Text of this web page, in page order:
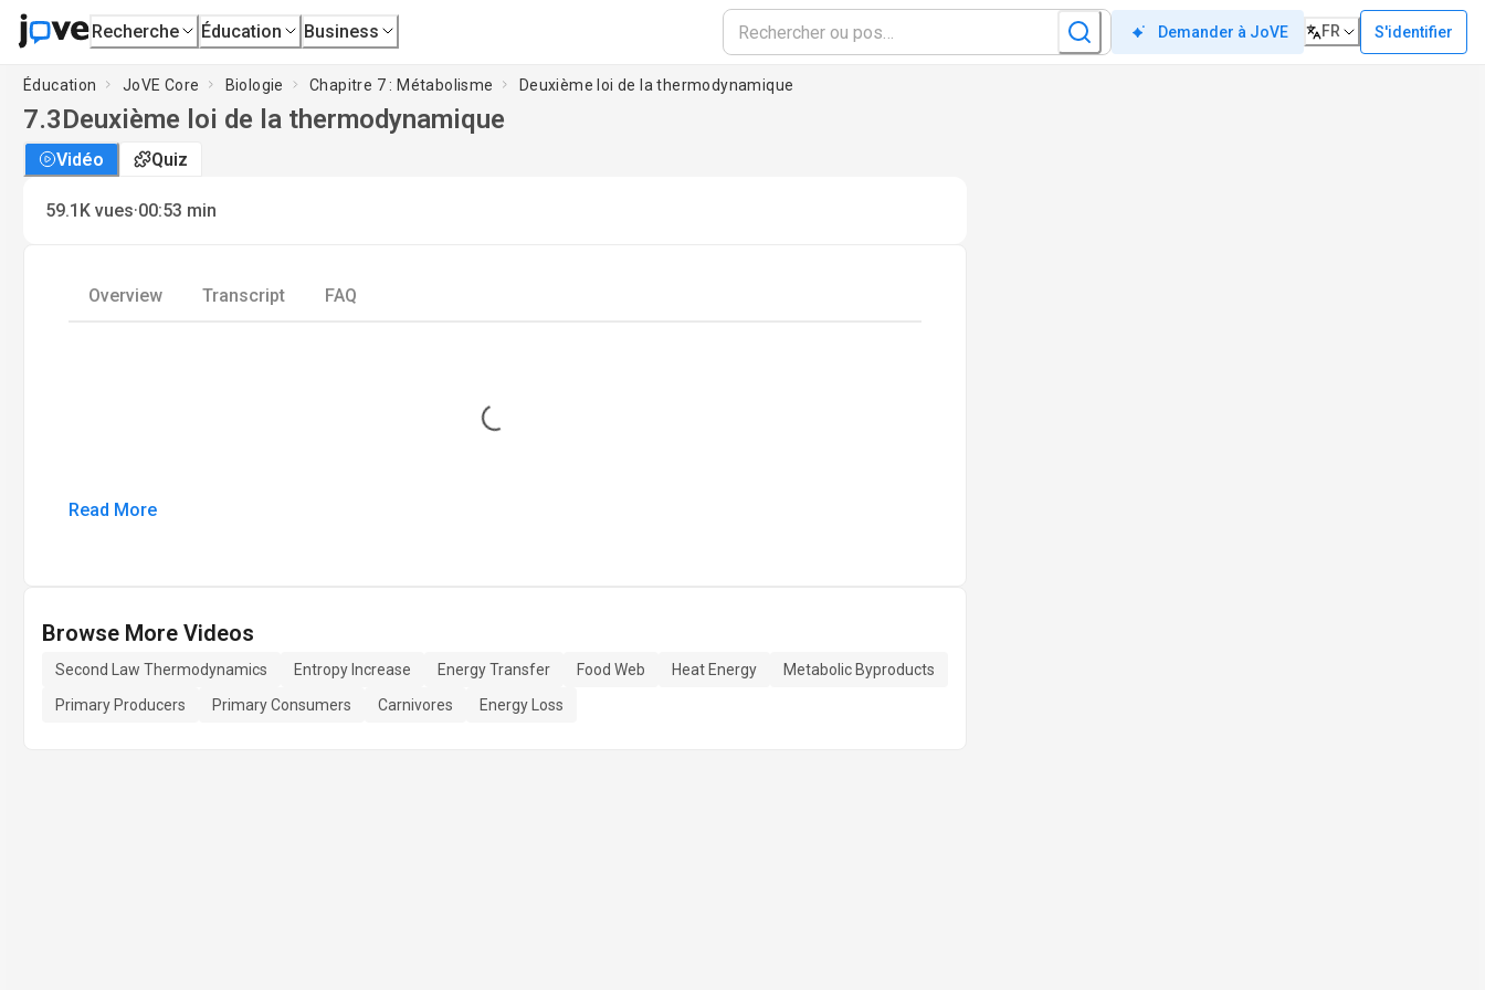
Recherche Éducation Business Demander à JoVE FR S'identifier
Éducation JoVE Core Biologie Chapitre 7 : Métabolisme Deuxième loi de la thermodynamique
7.3Deuxième loi de la thermodynamique
Vidéo Quiz
59.1K vues·00:53 min
Overview Transcript FAQ
Loading...
Read More
Browse More Videos
Second Law Thermodynamics Entropy Increase Energy Transfer Food Web Heat Energy
Metabolic Byproducts
Primary Producers
Primary Consumers Carnivores Energy Loss